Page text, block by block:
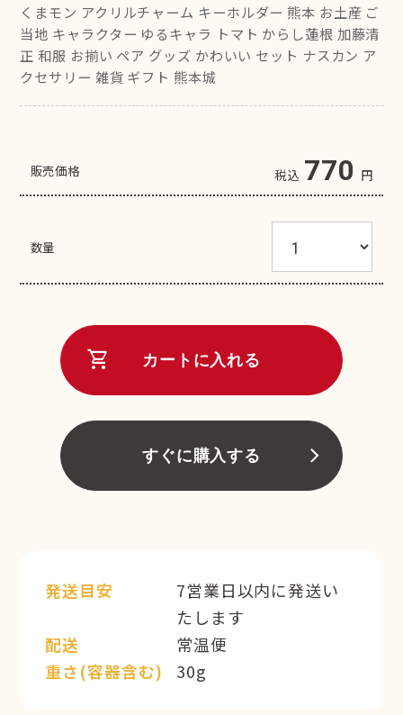
くまモン アクリルチャーム キーホルダー 熊本 お土産 ご
当地 キャラクター ゆるキャラ トマト からし蓮根 加藤清
正 和服 お揃い ペア グッズ かわいい セット ナスカン ア
クセサリー 雑貨 ギフト 熊本城
販売価格 税込 770 円
数量
shopping_cart カートに入れる
すぐに購入する
発送目安
7営業日以内に発送い
たします
配送
常温便
重さ(容器含む)
30g